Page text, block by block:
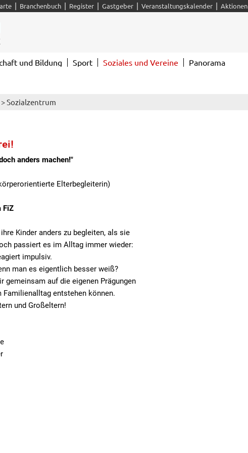
> Sozialzentrum
anders machen!"
Elterbegleiterin)
FiZ
Kinder anders zu begleiten, als sie
passiert es im Alltag immer wieder:
impulsiv.
man es eigentlich besser weiß?
gemeinsam auf die eigenen Prägungen
Familienalltag entstehen können.
und Großeltern!
| Branchenbuch | Register | Gastgeber | Veranstaltungskalender | Aktionen
und Bildung Sport Soziales und Vereine Panorama